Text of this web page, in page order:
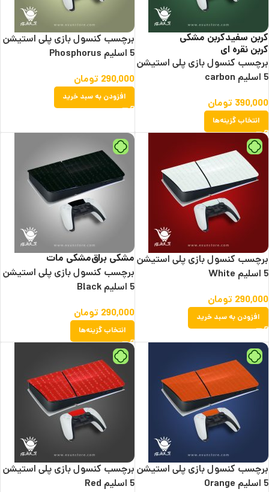
کربن سفیدکربن مشکی
کربن نقره ای
برچسب کنسول بازی پلی استیشن
5 اسلیم carbon
390,000 تومان
انتخاب گزینه‌ها
برچسب کنسول بازی پلی استیشن
5 اسلیم Phosphorus
290,000 تومان
افزودن به سبد خرید
برچسب کنسول بازی پلی استیشن
5 اسلیم White
290,000 تومان
افزودن به سبد خرید
مشکی براقمشکی مات
برچسب کنسول بازی پلی استیشن
5 اسلیم Black
290,000 تومان
انتخاب گزینه‌ها
برچسب کنسول بازی پلی استیشن
5 اسلیم Orange
برچسب کنسول بازی پلی استیشن
5 اسلیم Red